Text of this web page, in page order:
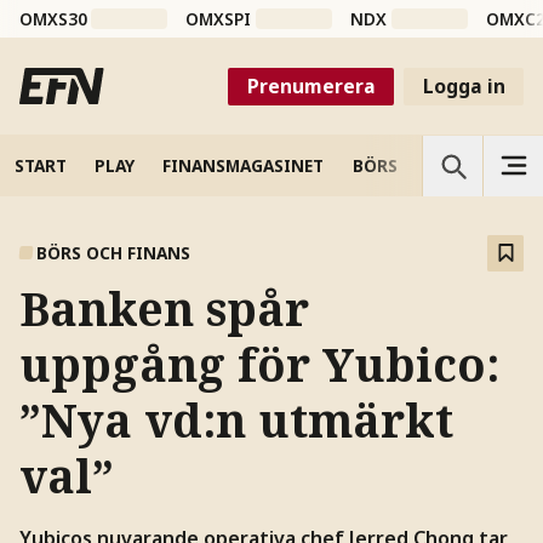
OMXS30 OMXSPI NDX
Prenumerera Logga in
START PLAY FINANSMAGASINET BÖRS VETENSKAP
BÖRS OCH FINANS
Banken spår
uppgång för Yubico:
”Nya vd:n utmärkt
val”
Yubicos nuvarande operativa chef Jerred Chong tar